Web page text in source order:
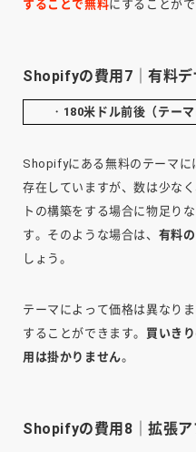
することで無料にすることがで
Shopifyの費用7｜有料デ
・ 180米ドル前後（テーマ
Shopifyにある無料のテーマに
存在していますが、数は少な
トの構築をする場合に物足り
す。そのような場合は、 有料
しょう。
テーマによって価格は異なり
することができます。 買いき
用は掛かりません。
Shopifyの費用8｜拡張ア